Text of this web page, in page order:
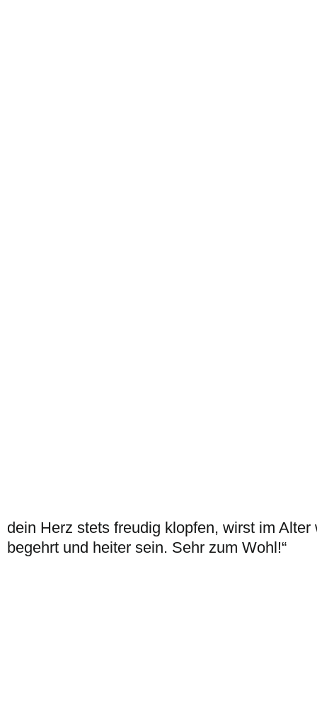
dein Herz stets freudig klopfen, wirst im
begehrt und heiter sein. Sehr zum Wohl!“